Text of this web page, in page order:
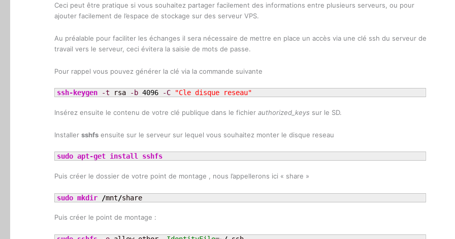
Ceci peut être pratique si vous souhaitez partager facilement des informations entre plusieurs serveurs, ou pour
ajouter facilement de l’espace de stockage sur des serveur VPS.
Au préalable pour faciliter les échanges il sera nécessaire de mettre en place un accès via une clé ssh du serveur de
travail vers le serveur, ceci évitera la saisie de mots de passe.
Pour rappel vous pouvez générer la clé via la commande suivante
ssh-keygen -t rsa -b 4096 -C "Cle disque reseau"
Insérez ensuite le contenu de votre clé publique dans le fichier authorized_keys sur le SD.
Installer sshfsensuite sur le serveur sur lequel vous souhaitez monter le disque reseau
sudo apt-get install sshfs
Puis créer le dossier de votre point de montage , nous l’appellerons ici « share »
sudo mkdir /mnt/share
Puis créer le point de montage :